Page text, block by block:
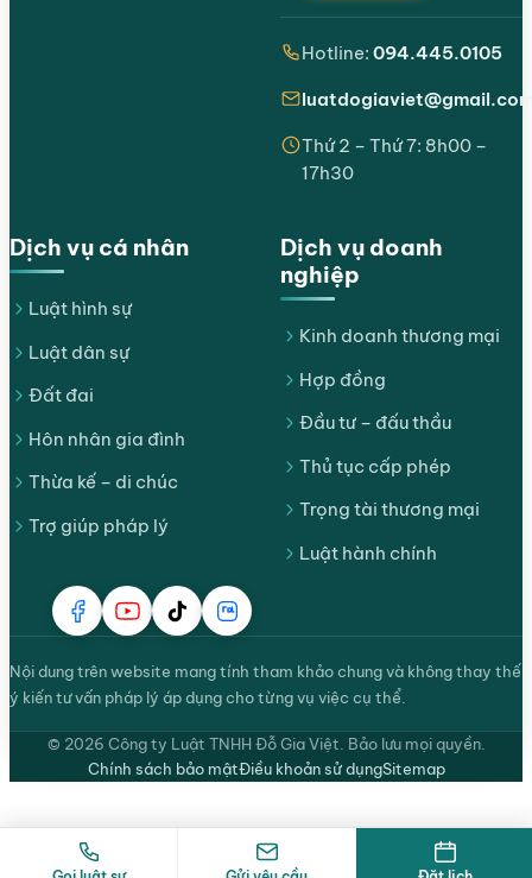
Dịch vụ cá nhân
Luật hình sự
Luật dân sự
Đất đai
Hôn nhân gia đình
Thừa kế – di chúc
Trợ giúp pháp lý
Dịch vụ doanh
nghiệp
Kinh doanh thương mại
Hợp đồng
Đầu tư – đấu thầu
Thủ tục cấp phép
Trọng tài thương mại
Luật hành chính
Hotline: 094.445.0105
Thứ 2 – Thứ 7: 8h00 –
17h30
Nội dung trên website mang tính tham khảo chung và không thay thế
ý kiến tư vấn pháp lý áp dụng cho từng vụ việc cụ thể.
© 2026 Công ty Luật TNHH Đỗ Gia Việt. Bảo lưu mọi quyền.
Chính sách bảo mậtĐiều khoản sử dụngSitemap